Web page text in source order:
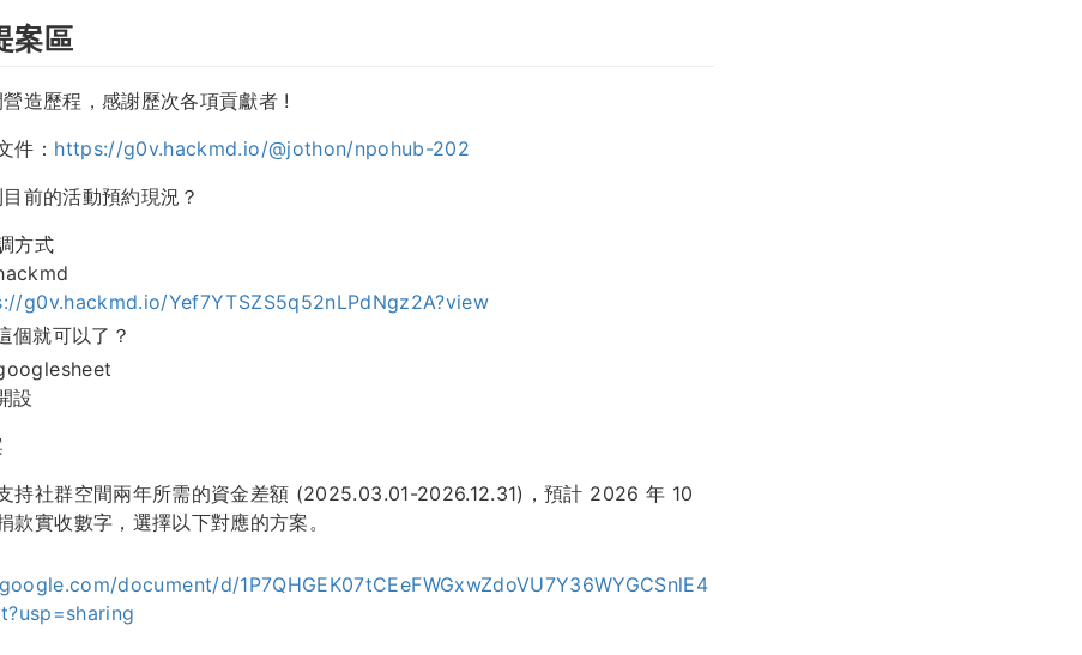
案區
造歷程，感謝歷次各項貢獻者 !
件： https://g0v.hackmd.io/@jothon/npohub-202
前的活動預約現況？
方式
g0v.hackmd.io/Yef7YTSZS5q52nLPdNgz2A?view
個就可以了？
設
持社群空間兩年所需的資金差額 (2025.03.01-2026.12.31)，預計 2026 年 10
款實收數字，選擇以下對應的方案。
document/d/1P7QHGEK07tCEeFWGxwZdoVU7Y36WYGCSnlE4